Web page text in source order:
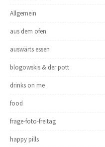
Allgemein
aus dem ofen
auswärts essen
blogowskis & der pott
drinks on me
food
frage-foto-freitag
happy pills